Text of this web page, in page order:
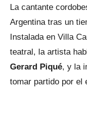
La cantante
Argentina tras un
Instalada en Villa
teatral, la artista
Gerard Piqué, y la
tomar partido por el